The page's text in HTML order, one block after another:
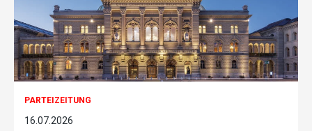
PARTEIZEITUNG
16.07.2026